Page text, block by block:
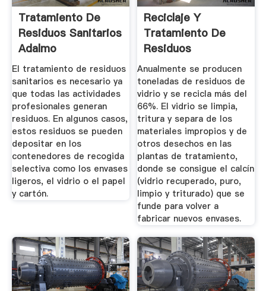
Tratamiento De
Residuos Sanitarios
Adalmo
El tratamiento de residuos
sanitarios es necesario ya
que todas las actividades
profesionales generan
residuos. En algunos casos,
estos residuos se pueden
depositar en los
contenedores de recogida
selectiva como los envases
ligeros, el vidrio o el papel
y cartón.
Reciclaje Y
Tratamiento De
Residuos
Anualmente se producen
toneladas de residuos de
vidrio y se recicla más del
66%. El vidrio se limpia,
tritura y separa de los
materiales impropios y de
otros desechos en las
plantas de tratamiento,
donde se consigue el calcín
(vidrio recuperado, puro,
limpio y triturado) que se
funde para volver a
fabricar nuevos envases.